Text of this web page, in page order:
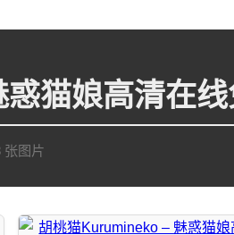
猫娘高清在
张图片